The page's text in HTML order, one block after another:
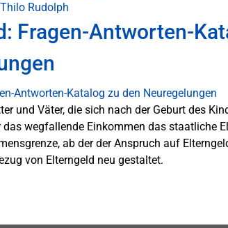
Thilo Rudolph
Fragen-Antworten-
und Väter, die sich nach der Geburt des
wegfallende Einkommen das staatliche
ab der der Anspruch auf
von Elterngeld neu gestaltet.